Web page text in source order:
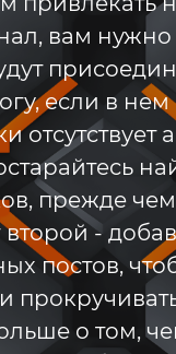
вам
если в нем
отсутствует
прежде
-
постов,
о том,